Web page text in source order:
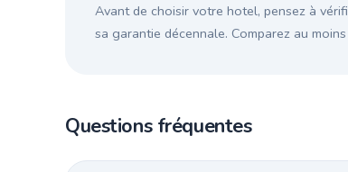
Avant de choisir votre hotel, pensez à
sa garantie décennale. Comparez au
Questions fréquentes